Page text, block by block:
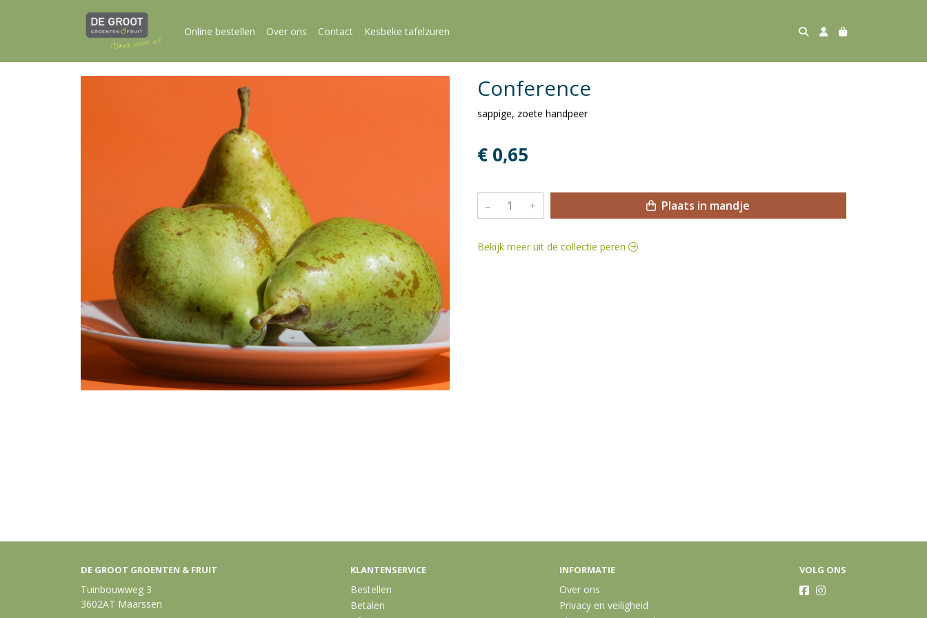
Online bestellen Over ons Contact Kesbeke tafelzuren
Conference
sappige, zoete handpeer
€ 0,65
– + Plaats in mandje
Bekijk meer uit de collectie peren
DE GROOT GROENTEN & FRUIT
Tuinbouwweg 3
3602AT Maarssen
KLANTENSERVICE
Bestellen
Betalen
INFORMATIE
Over ons
Privacy en veiligheid
VOLG ONS